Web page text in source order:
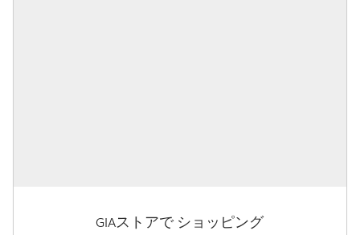
GIAストアで ショッピング